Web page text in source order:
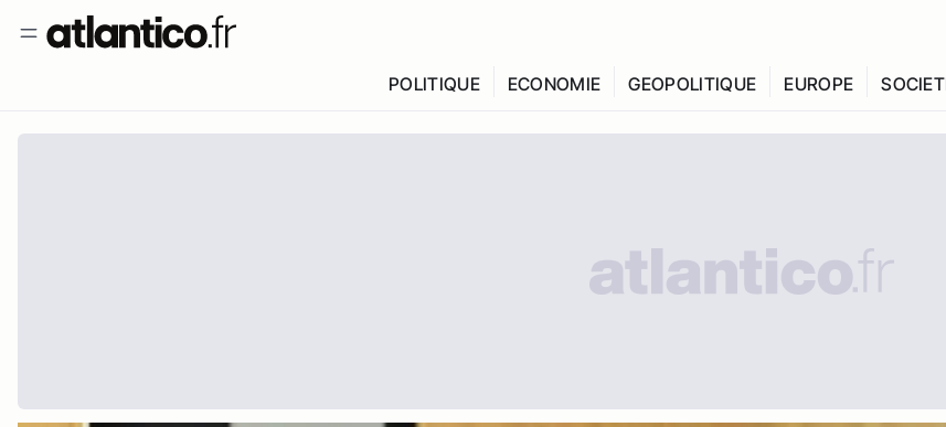
POLITIQUE ECONOMIE GEOPOLITIQUE EUROPE